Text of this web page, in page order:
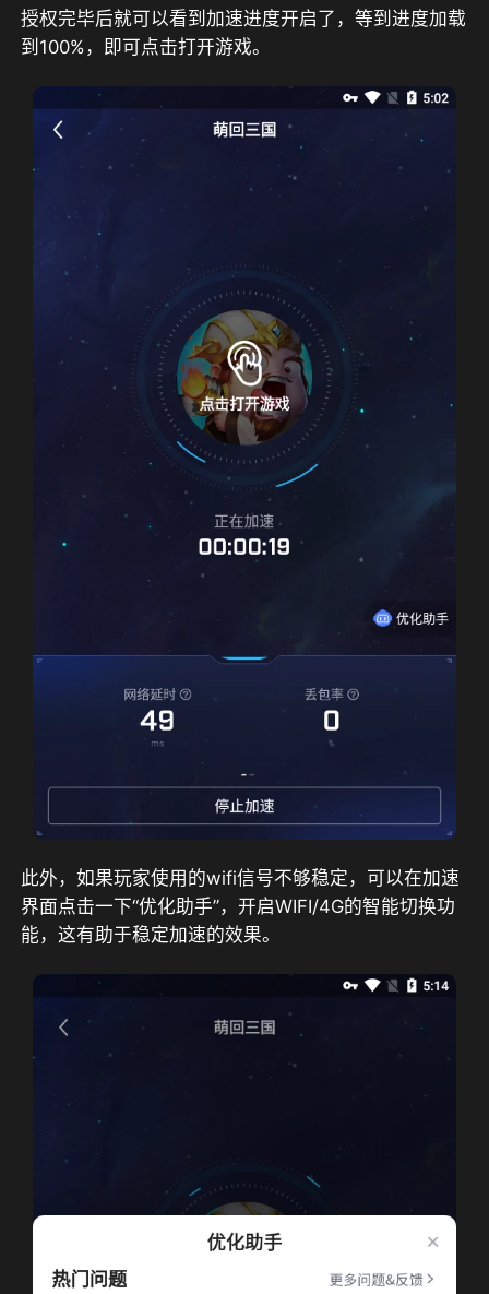
授权完毕后就可以看到加速进度开启了，等到进度加载
到100%，即可点击打开游戏。
此外，如果玩家使用的wifi信号不够稳定，可以在加速
界面点击一下“优化助手”，开启WIFI/4G的智能切换功
能，这有助于稳定加速的效果。